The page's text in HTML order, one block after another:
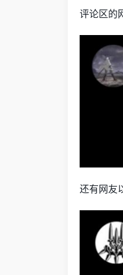
评论区的
还有网友